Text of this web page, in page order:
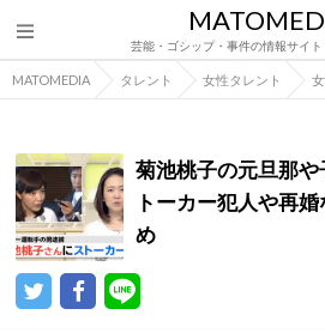
芸能・ゴシップ・事件の情報サイト
MATOMEDIA タレント 女性タレント
菊池桃子の元旦那
トーカー犯人や再
め